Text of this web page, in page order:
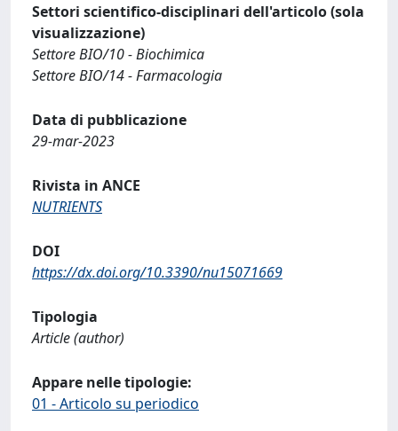
Settori scientifico-disciplinari dell'articolo (sola
visualizzazione)
Settore BIO/10 - Biochimica
Settore BIO/14 - Farmacologia
Data di pubblicazione
29-mar-2023
Rivista in ANCE
NUTRIENTS
DOI
https://dx.doi.org/10.3390/nu15071669
Tipologia
Article (author)
Appare nelle tipologie:
01 - Articolo su periodico